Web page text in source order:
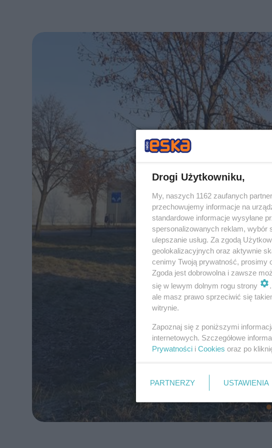
Drogi Użytkowniku,
My, naszych 1162 zaufanych
przechowujemy informacje na
standardowe informacje wysyłane
spersonalizowanych reklam, wybór
ulepszanie usług. Za zgodą
geolokalizacyjnych oraz aktywnie
cenimy Twoją prywatność, prosimy
Zgoda jest dobrowolna i zawsze
się w lewym dolnym rogu strony
ale masz prawo sprzeciwić się
witrynie.
Zapoznaj się z poniższymi
internetowych. Szczegółowe
Prywatności i Cookies oraz po
PARTNERZY USTAWIENIA